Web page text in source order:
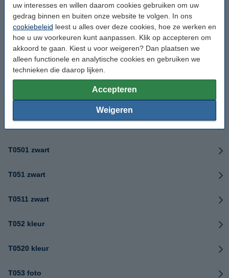
uw interesses en willen daarom cookies gebruiken om uw
gedrag binnen en buiten onze website te volgen. In ons
cookiebeleid leest u alles over deze cookies, hoe ze werken en
hoe u uw voorkeuren kunt aanpassen. Klik op accepteren om
akkoord te gaan. Kiest u voor weigeren? Dan plaatsen we
alleen functionele en analytische cookies en gebruiken we
technieken die daarop lijken.
Accepteren
Weigeren
T04C serie
T04D000 maintenance box
T04D100 maintenance box
T04F6 grijs hc
T0501 zwart
T051 zwart
T0511 zwart
T052 kleur
T0520 kleur
T053 foto